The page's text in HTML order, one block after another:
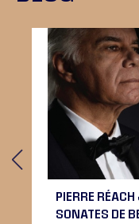
PIERRE
SONATES DE